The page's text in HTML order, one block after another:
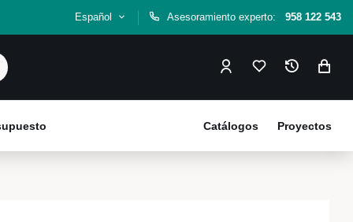
Español Asesoramiento experto: 958 122 543
Proyectos
Catálogos